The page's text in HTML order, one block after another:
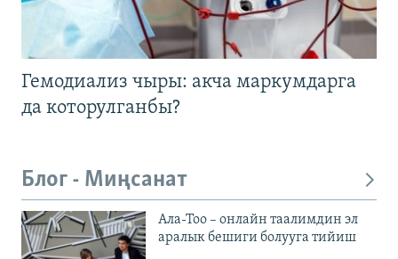
Гемодиализ чыры: акча маркумдарга
да которулганбы?
Блог - Миңсанат
Ала-Тоо – онлайн таалимдин эл
аралык бешиги болууга тийиш